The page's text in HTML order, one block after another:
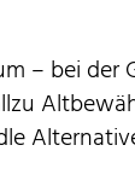
– bei der